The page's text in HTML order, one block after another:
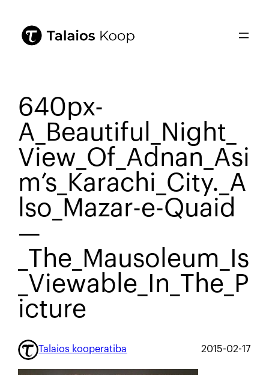
640px-
A_Beautiful_Night_
View_Of_Adnan_Asi
m’s_Karachi_City._A
lso_Mazar-e-Quaid
—
_The_Mausoleum_Is
_Viewable_In_The_P
icture
Talaios kooperatiba 2015-02-17